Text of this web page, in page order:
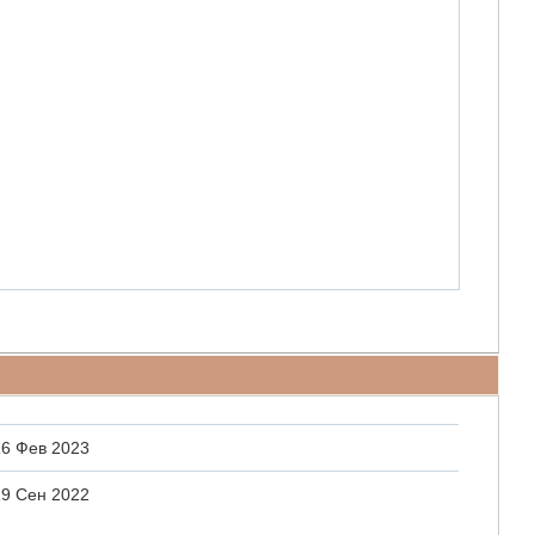
Фев 2023
Сен 2022